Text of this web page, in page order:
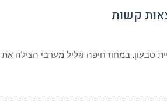
קשות
טבעון, במחוז חיפה וגליל מערבי הצילה את